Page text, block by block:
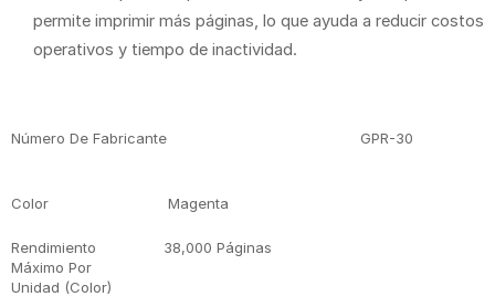
permite imprimir más páginas, lo que ayuda a reducir costos
operativos y tiempo de inactividad.
Número De Fabricante GPR-30
Color Magenta
Rendimiento
Máximo Por
Unidad (Color)
38,000 Páginas